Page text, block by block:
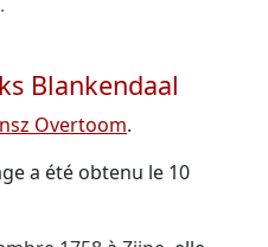
Blankendaal
Overtoom.
a été obtenu le 10